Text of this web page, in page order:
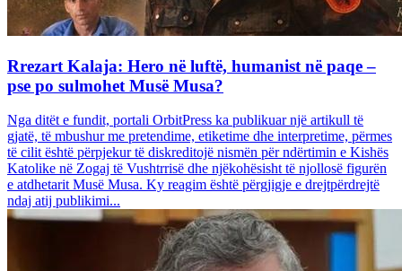
Rrezart Kalaja: Hero në luftë, humanist në paqe –
pse po sulmohet Musë Musa?
Nga ditët e fundit, portali OrbitPress ka publikuar një artikull të
gjatë, të mbushur me pretendime, etiketime dhe interpretime, përmes
të cilit është përpjekur të diskreditojë nismën për ndërtimin e Kishës
Katolike në Zogaj të Vushtrrisë dhe njëkohësisht të njollosë figurën
e atdhetarit Musë Musa. Ky reagim është përgjigje e drejtpërdrejtë
ndaj atij publikimi...